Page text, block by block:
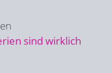
sind wirklich